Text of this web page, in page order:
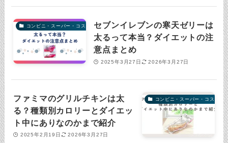
コンビニ・スーパー・コストコセブンイレブンの寒天ゼリーは
太るって本当？ダイエットの注
意点まとめ
2025年3月27日 2026年3月27日
コンビニ・スーパー・コストコ
ファミマのグリルチキンは太
る？種類別カロリーとダイエッ
ト中にありなのかまで紹介
2025年2月19日 2026年3月27日